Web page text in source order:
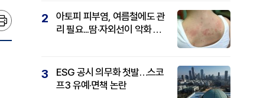
2
아토피 피부염, 여름철에도 관
리 필요...땀·자외선이 악화 요
3
ESG 공시 의무화 첫발…스코
프3 유예·면책 논란